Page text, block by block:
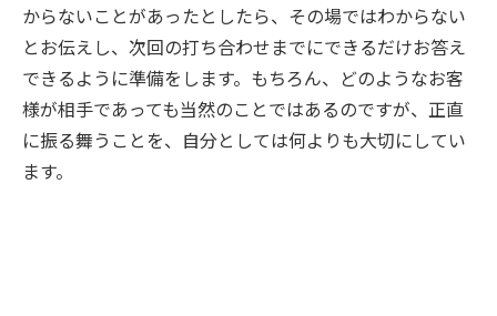
からないことがあったとしたら、その場ではわからない
とお伝えし、次回の打ち合わせまでにできるだけお答え
できるように準備をします。もちろん、どのようなお客
様が相手であっても当然のことではあるのですが、正直
に振る舞うことを、自分としては何よりも大切にしてい
ます。